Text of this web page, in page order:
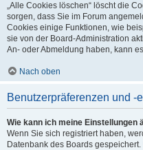
„Alle Cookies löschen“ löscht die
sorgen, dass Sie im Forum
Cookies einige Funktionen, wie
sie von der Board-Administration
An- oder Abmeldung haben, kann
Nach oben
Benutzerpräferenzen und -
Wie kann ich meine Einstellungen
Wenn Sie sich registriert haben,
Datenbank des Boards